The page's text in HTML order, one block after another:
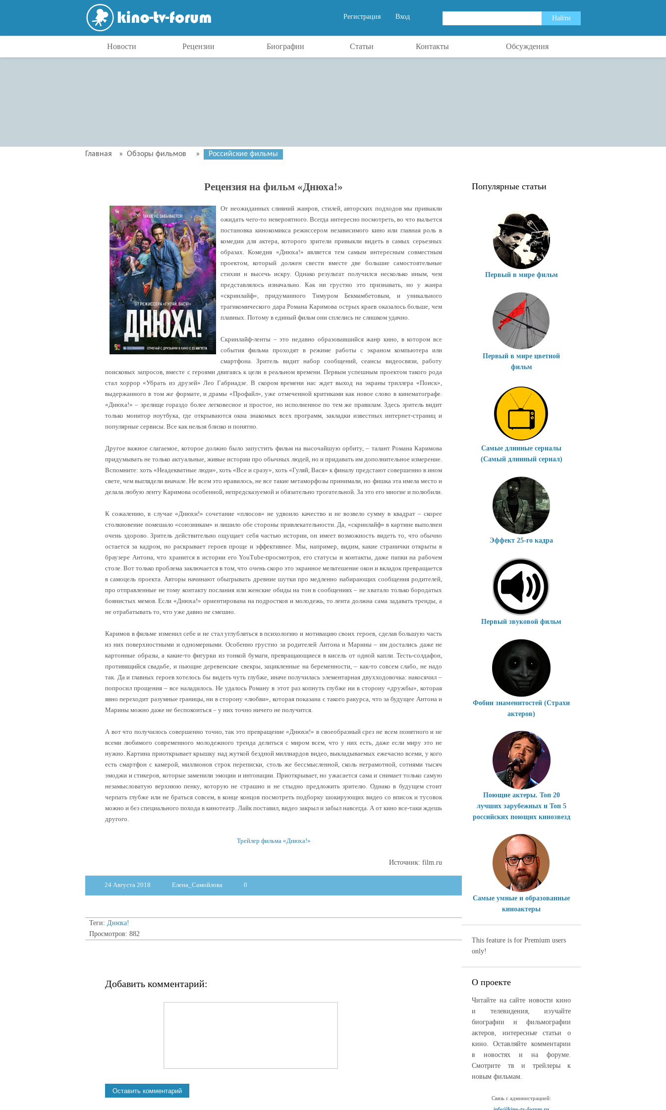
Вход
Регистрация
Новости Рецензии Биографии Статьи Контакты Обсуждения
Главная » Обзоры фильмов » Российские фильмы
Рецензия на фильм «Днюха!»
От неожиданных слияний жанров, стилей, авторских подходов мы привыкли
ожидать чего-то невероятного. Всегда интересно посмотреть, во что выльется
постановка кинокомикса режиссером независимого кино или главная роль в
комедии для актера, которого зрители привыкли видеть в самых серьезных
образах. Комедия «Днюха!» является тем самым интересным совместным
проектом, который должен свести вместе две большие самостоятельные
стихии и высечь искру. Однако результат получился несколько иным, чем
представлялось изначально. Как ни грустно это признавать, но у жанра
«скринлайф», придуманного Тимуром Бекмамбетовым, и уникального
трагикомического дара Романа Каримова острых краев оказалось больше, чем
плавных. Потому в единый фильм они сплелись не слишком удачно.
Скринлайф-ленты – это недавно образовавшийся жанр кино, в котором все
события фильма проходят в режиме работы с экраном компьютера или
смартфона. Зритель видит набор сообщений, сеансы видеосвязи, работу
поисковых запросов, вместе с героями двигаясь к цели в реальном времени. Первым успешным проектом такого рода
стал хоррор «Убрать из друзей» Лео Габриадзе. В скором времени нас ждет выход на экраны триллера «Поиск»,
выдержанного в том же формате, и драмы «Профайл», уже отмеченной критиками как новое слово в кинематографе.
«Днюха!» – зрелище гораздо более легковесное и простое, но исполненное по тем же правилам. Здесь зритель видит
только монитор ноутбука, где открываются окна знакомых всех программ, закладки известных интернет-страниц и
популярные сервисы. Все как нельзя близко и понятно.
Другое важное слагаемое, которое должно было запустить фильм на высочайшую орбиту, – талант Романа Каримова
придумывать не только актуальные, живые истории про обычных людей, но и придавать им дополнительное измерение.
Вспомните: хоть «Неадекватные люди», хоть «Все и сразу», хоть «Гуляй, Вася» к финалу предстают совершенно в ином
свете, чем выглядели вначале. Не всем это нравилось, не все такие метаморфозы принимали, но фишка эта имела место и
делала любую ленту Каримова особенной, непредсказуемой и обязательно трогательной. За это его многие и полюбили.
К сожалению, в случае «Днюхи!» сочетание «плюсов» не удвоило качество и не возвело сумму в квадрат – скорее
столкновение помешало «союзникам» и лишило обе стороны привлекательности. Да, «скринлайф» в картине выполнен
очень здорово. Зритель действительно ощущает себя частью истории, он имеет возможность видеть то, что обычно
остается за кадром, но раскрывает героев проще и эффективнее. Мы, например, видим, какие странички открыты в
браузере Антона, что хранится в истории его YouTube-просмотров, его статусы и контакты, даже папки на рабочем
столе. Вот только проблема заключается в том, что очень скоро это экранное мельтешение окон и вкладок превращается
в самоцель проекта. Авторы начинают обыгрывать древние шутки про медленно набирающих сообщения родителей,
про отправленные не тому контакту послания или женские обиды на тон в сообщениях – не хватало только бородатых
боянистых мемов. Если «Днюха!» ориентирована на подростков и молодежь, то лента должна сама задавать тренды, а
не отрабатывать то, что уже давно не смешно.
Каримов в фильме изменил себе и не стал углубляться в психологию и мотивацию своих героев, сделав большую часть
из них поверхностными и одномерными. Особенно грустно за родителей Антона и Марины – им достались даже не
картонные образы, а какие-то фигурки из тонкой бумаги, превращающиеся в кисель от одной капли. Тесть-солдафон,
противящийся свадьбе, и пьющие деревенские свекры, зацикленные на беременности, – как-то совсем слабо, не надо
так. Да и главных героев хотелось бы видеть чуть глубже, иначе получилась элементарная двухходовочка: накосячил –
попросил прощения – все наладилось. Не удалось Роману в этот раз копнуть глубже ни в сторону «дружбы», которая
явно переходит разумные границы, ни в сторону «любви», которая показана с такого ракурса, что за будущее Антона и
Марины можно даже не беспокоиться – у них точно ничего не получится.
А вот что получилось совершенно точно, так это превращение «Днюхи!» в своеобразный срез не всем понятного и не
всеми любимого современного молодежного тренда делиться с миром всем, что у них есть, даже если миру это не
нужно. Картина приоткрывает крышку над жуткой бездной миллиардов видео, выкладываемых ежечасно всеми, у кого
есть смартфон с камерой, миллионов строк переписки, столь же бессмысленной, сколь неграмотной, сотнями тысяч
эмоджи и стикеров, которые заменили эмоции и интонации. Приоткрывает, но ужасается сама и снимает только самую
незамысловатую верхнюю пенку, которую не страшно и не стыдно предложить зрителю. Однако в будущем стоит
черпать глубже или не браться совсем, в конце концов посмотреть подборку шокирующих видео со вписок и тусовок
можно и без специального похода в кинотеатр. Лайк поставил, видео закрыл и забыл навсегда. А от кино все-таки ждешь
другого.
Трейлер фильма «Днюха!»
Источник: film.ru
24 Августа 2018 Елена_Самойлова 0
Теги: Днюха!
Просмотров: 882
Добавить комментарий:
Популярные статьи
Первый в мире фильм
Первый в мире цветной
фильм
Самые длинные сериалы
(Самый длинный сериал)
Эффект 25-го кадра
Первый звуковой фильм
Фобии знаменитостей (Страхи
актеров)
Поющие актеры. Топ 20
лучших зарубежных и Топ 5
российских поющих кинозвезд
Самые умные и образованные
киноактеры
This feature is for Premium users
only!
О проекте
Читайте на сайте новости кино
и телевидения, изучайте
биографии и фильмографии
актеров, интересные статьи о
кино. Оставляйте комментарии
в новостях и на форуме.
Смотрите тв и трейлеры к
новым фильмам.
Связь с администрацией: